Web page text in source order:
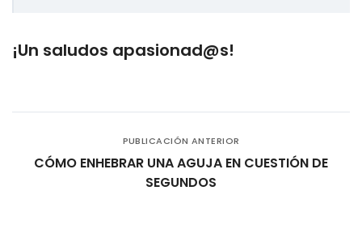
¡Un saludos apasionad@s!
PUBLICACIÓN ANTERIOR
CÓMO ENHEBRAR UNA AGUJA EN CUESTIÓN DE
SEGUNDOS